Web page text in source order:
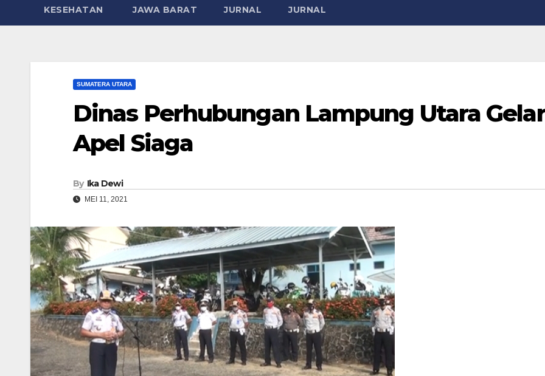
KESEHATAN JAWA BARAT JURNAL JURNAL
SUMATERA UTARA
Dinas Perhubungan Lampung Utara Gelar
Apel Siaga
By Ika Dewi
MEI 11, 2021